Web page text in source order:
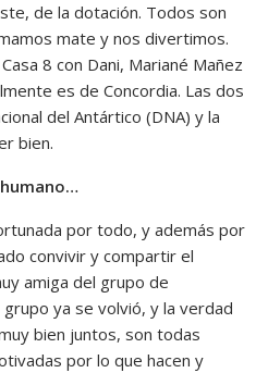
de la dotación. Todos son
mate y nos divertimos.
8 con Dani, Mariané Mañez
es de Concordia. Las dos
del Antártico (DNA) y la
bien.
por todo, y además por
convivir y compartir el
amiga del grupo de
ya se volvió, y la verdad
bien juntos, son todas
por lo que hacen y